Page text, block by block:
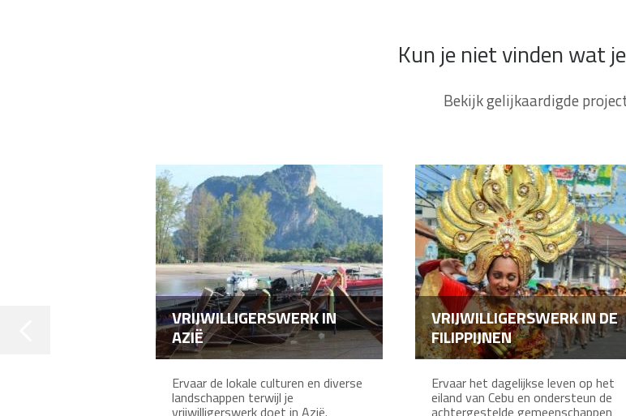
Kun je niet vinden wat
Bekijk gelijkaardigde
VRIJWILLIGERSWERK IN
AZIË
Ervaar de lokale culturen en diverse
landschappen terwijl je
VRIJWILLIGERSWERK IN DE
FILIPPIJNEN
Ervaar het dagelijkse leven op het
eiland van Cebu en ondersteun de